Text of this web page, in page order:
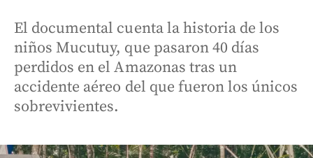
El documental cuenta la historia de los
niños Mucutuy, que pasaron 40 días
perdidos en el Amazonas tras un
accidente aéreo del que fueron los únicos
sobrevivientes.